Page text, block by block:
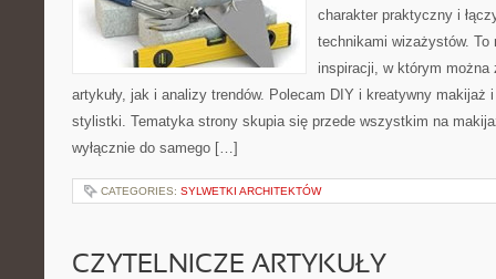
charakter praktyczny i
technikami wizażystów. To
inspiracji, w którym
artykuły, jak i analizy trendów. Polecam DIY i kreatywny makijaż
stylistki. Tematyka strony skupia się przede wszystkim na
wyłącznie do samego […]
CATEGORIES: SYLWETKI ARCHITEKTÓW
CZYTELNICZE ARTYKUŁY